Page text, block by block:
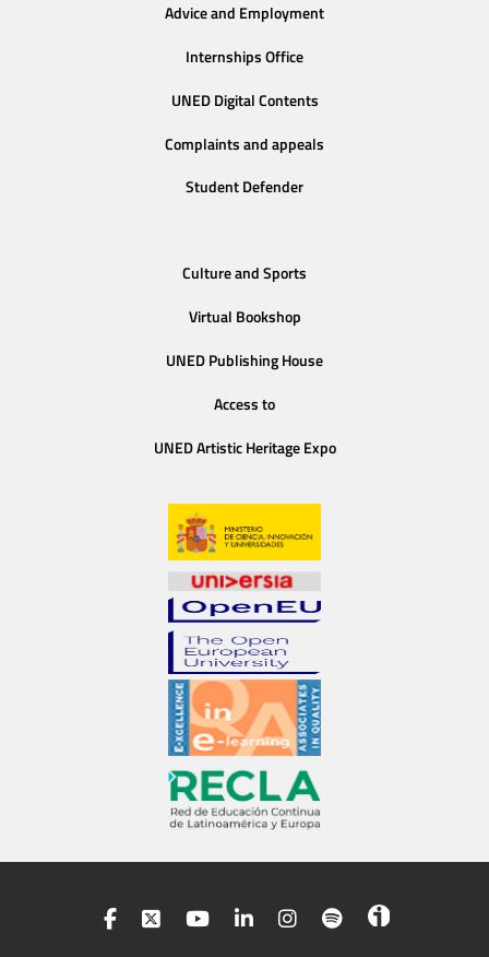
Advice and Employment
Internships Office
UNED Digital Contents
Complaints and appeals
Student Defender
Culture and Sports
Virtual Bookshop
UNED Publishing House
Access to
UNED Artistic Heritage Expo